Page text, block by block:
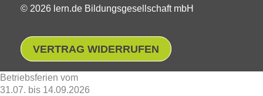
© 2026 lern.de Bildungsgesellschaft mbH
VERTRAG WIDERRUFEN
Betriebsferien vom
31.07. bis 14.09.2026